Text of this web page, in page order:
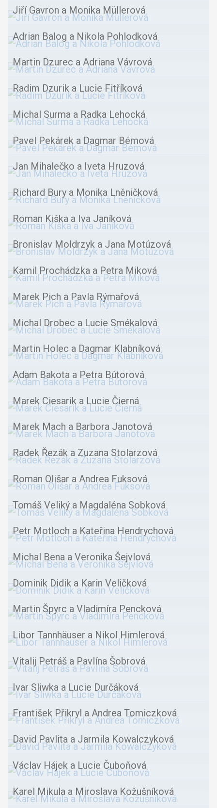
Jiří Gavron a Monika Müllerová
Adrian Balog a Nikola Pohlodková
Martin Dzurec a Adriana Vávrová
Radim Dzurik a Lucie Fitříková
Michal Surma a Radka Lehocká
Pavel Pekárek a Dagmar Bémová
Jan Mihalečko a Iveta Hruzová
Richard Bury a Monika Lněničková
Roman Kiška a Iva Janíková
Bronislav Moldrzyk a Jana Motúzová
Kamil Prochádzka a Petra Miková
Marek Pich a Pavla Rýmařová
Michal Drobec a Lucie Smékalová
Martin Holec a Dagmar Klabníková
Adam Bakota a Petra Bútorová
Marek Ciesarik a Lucie Čierná
Marek Mach a Barbora Janotová
Radek Řezák a Zuzana Stolarzová
Roman Olišar a Andrea Fuksová
Tomáš Veliký a Magdaléna Sobková
Petr Motloch a Kateřina Hendrychová
Michal Bena a Veronika Šejvlová
Dominik Didik a Karin Veličková
Martin Špyrc a Vladimíra Pencková
Libor Tannhäuser a Nikol Himlerová
Vitalij Petráš a Pavlína Šobrová
Ivar Sliwka a Lucie Durčáková
František Přikryl a Andrea Tomiczková
David Pavlita a Jarmila Kowalczyková
Václav Hájek a Lucie Čuboňová
Karel Mikula a Miroslava Kožušníková